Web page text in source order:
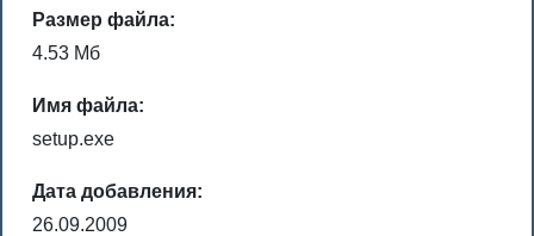
Размер файла:
4.53 Мб
Имя файла:
setup.exe
Дата добавления:
26.09.2009